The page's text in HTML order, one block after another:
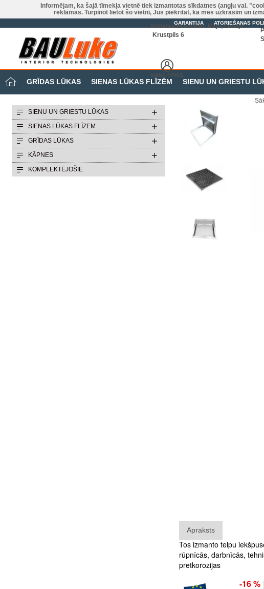
Informējam, ka šajā tīmekļa vietnē tiek izmantotas sīkdatnes (angļu val.
reklāmas. Turpinot lietot šo vietni, Jūs piekrītat, ka mēs uzkrāsim un
GARANTIJA ATGRIEŠANAS
Noliktavas adrese: Riga, Latvija
Krustpils 6
MANS OFISS
GRĪDAS LŪKAS SIENAS LŪKAS FLĪZĒM SIENU UN GRIESTU
SIENU UN GRIESTU LŪKAS
SIENAS LŪKAS FLĪZEM
GRĪDAS LŪKAS
KĀPNES
KOMPLEKTĒJOŠIE
Apraksts
Tos izmanto telpu
rūpnīcās, darbnīcās,
pretkorozijas
-16 %